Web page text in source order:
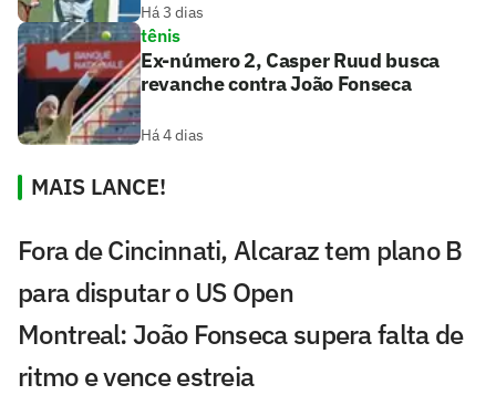
Há 3 dias
tênis
Ex-número 2, Casper Ruud busca
revanche contra João Fonseca
Há 4 dias
MAIS LANCE!
Fora de Cincinnati, Alcaraz tem plano B
para disputar o US Open
Montreal: João Fonseca supera falta de
ritmo e vence estreia